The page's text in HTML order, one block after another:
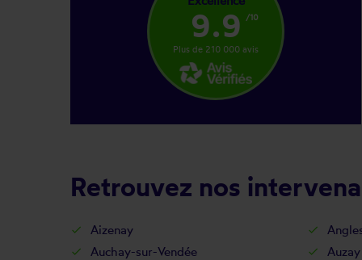
9.9 /10
Plus de 210 000 avis
Retrouvez nos
Aizenay
Auchay-sur-Vendée
Auzay